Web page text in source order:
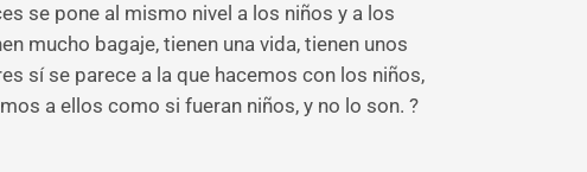
se pone al mismo nivel a los niños y a los
mucho bagaje, tienen una vida, tienen unos
sí se parece a la que hacemos con los niños,
a ellos como si fueran niños, y no lo son. ?